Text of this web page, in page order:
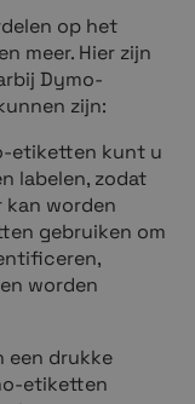
op het
meer. Hier zijn
Dymo-
zijn:
etiketten kunt u
labelen, zodat
kan worden
gebruiken om
worden
een drukke
etiketten